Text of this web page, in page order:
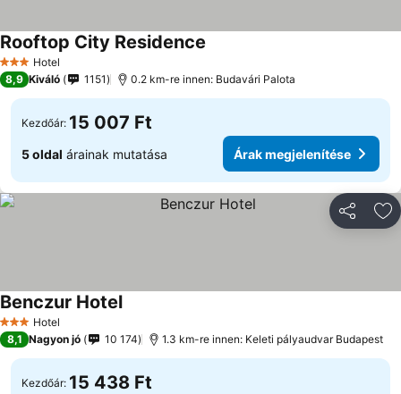
3 Kategória
Hotel
Rooftop City Residence
8,9 Kiváló 1151 0.2 km-re innen: Budavári Palota
Kezdőár: 15 007 Ft
5 oldal árainak mutatása Árak megjelenítése
3 Kategória
Hotel
Benczur HotelÁrak megjelenítése
8,1 Nagyon jó 10 174 1.3 km-re innen: Keleti pályaudvar Budapest
Kezdőár: 15 438 Ft